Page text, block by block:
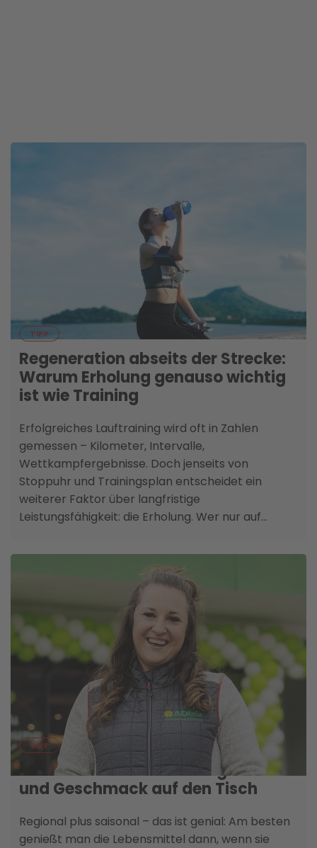
TIPP 02. OKTOBER
Regeneration abseits der Strecke:
Warum Erholung genauso wichtig
ist wie Training
Erfolgreiches Lauftraining wird oft in Zahlen
gemessen – Kilometer, Intervalle,
Wettkampfergebnisse. Doch jenseits von
Stoppuhr und Trainingsplan entscheidet ein
weiterer Faktor über langfristige
Leistungsfähigkeit: die Erholung. Wer nur auf
auf Dauer die Freude am Sport. Regeneration
öffnet den Blick auf den Körper als Ganzes und
verbindet Training mit Gesundheit, mentaler
Stabilität und Lebensqualität.
TIPP 29. SEPTEMBER
Der Osttiroler Herbst bringt Frische
und Geschmack auf den Tisch
Regional plus saisonal – das ist genial: Am besten
genießt man die Lebensmittel dann, wenn sie